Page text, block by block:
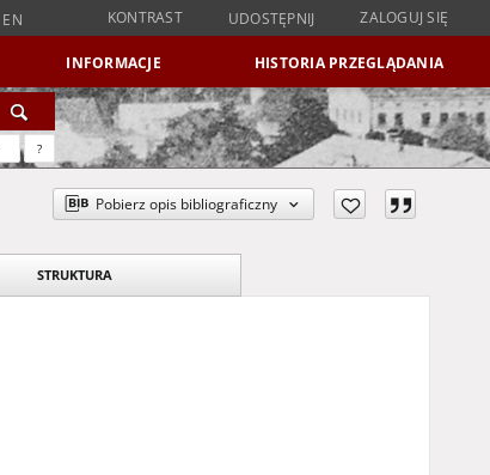
EN KONTRAST UDOSTĘPNIJ ZALOGUJ SIĘ
INFORMACJE HISTORIA PRZEGLĄDANIA
?
Pobierz opis bibliograficzny
STRUKTURA